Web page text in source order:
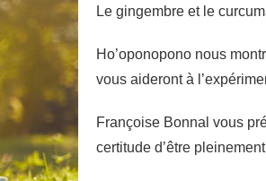
Le gingembre et le
Ho’oponopono nous
vous aideront à
Françoise Bonnal vous
certitude d’être